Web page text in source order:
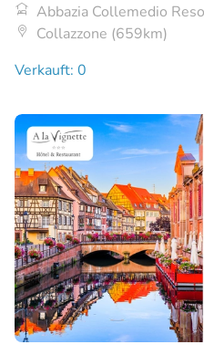
Abbazia Collemedio
Collazzone (659km)
Verkauft: 0